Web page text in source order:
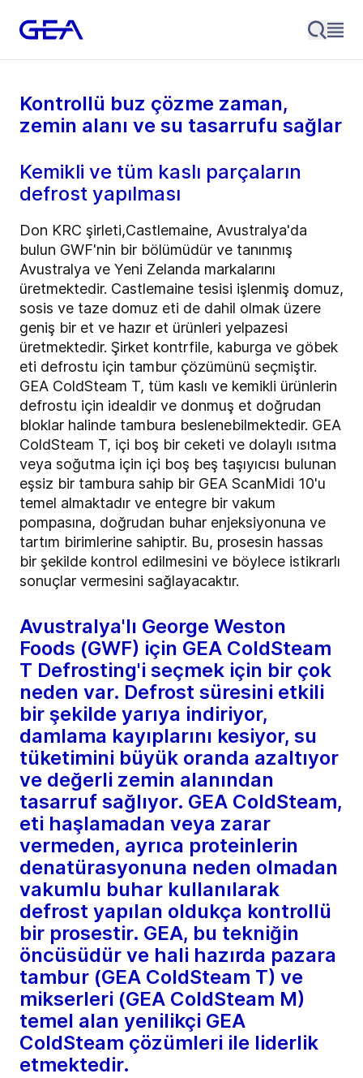
Kontrollü buz çözme zaman,
zemin alanı ve su tasarrufu sağlar
Kemikli ve tüm kaslı parçaların
defrost yapılması
Don KRC şirleti,Castlemaine, Avustralya'da
bulun GWF'nin bir bölümüdür ve tanınmış
Avustralya ve Yeni Zelanda markalarını
üretmektedir. Castlemaine tesisi işlenmiş domuz,
sosis ve taze domuz eti de dahil olmak üzere
geniş bir et ve hazır et ürünleri yelpazesi
üretmektedir. Şirket kontrfile, kaburga ve göbek
eti defrostu için tambur çözümünü seçmiştir.
GEA ColdSteam T, tüm kaslı ve kemikli ürünlerin
defrostu için idealdir ve donmuş et doğrudan
bloklar halinde tambura beslenebilmektedir. GEA
ColdSteam T, içi boş bir ceketi ve dolaylı ısıtma
veya soğutma için içi boş beş taşıyıcısı bulunan
eşsiz bir tambura sahip bir GEA ScanMidi 10'u
temel almaktadır ve entegre bir vakum
pompasına, doğrudan buhar enjeksiyonuna ve
tartım birimlerine sahiptir. Bu, prosesin hassas
bir şekilde kontrol edilmesini ve böylece istikrarlı
sonuçlar vermesini sağlayacaktır.
Avustralya'lı George Weston
Foods (GWF) için GEA ColdSteam
T Defrosting'i seçmek için bir çok
neden var. Defrost süresini etkili
bir şekilde yarıya indiriyor,
damlama kayıplarını kesiyor, su
tüketimini büyük oranda azaltıyor
ve değerli zemin alanından
tasarruf sağlıyor. GEA ColdSteam,
eti haşlamadan veya zarar
vermeden, ayrıca proteinlerin
denatürasyonuna neden olmadan
vakumlu buhar kullanılarak
defrost yapılan oldukça kontrollü
bir prosestir. GEA, bu tekniğin
öncüsüdür ve hali hazırda pazara
tambur (GEA ColdSteam T) ve
mikserleri (GEA ColdSteam M)
temel alan yenilikçi GEA
ColdSteam çözümleri ile liderlik
etmektedir.